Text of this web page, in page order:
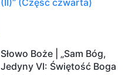
Słowo Boże | „Sam Bóg,
Jedyny VI: Świętość Boga